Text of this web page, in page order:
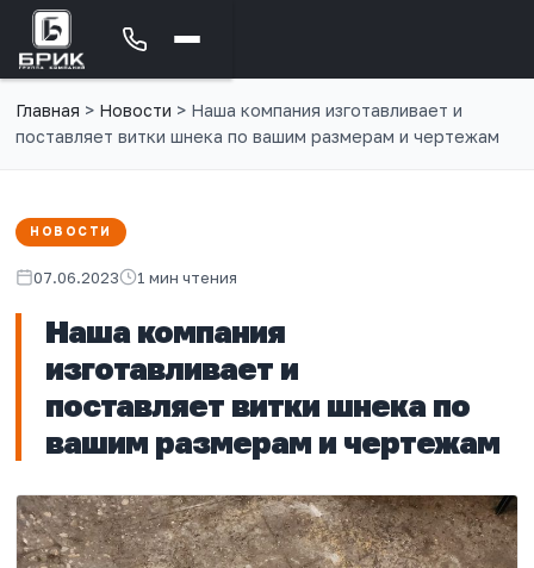
Главная > Новости > Наша компания изготавливает и
поставляет витки шнека по вашим размерам и чертежам
НОВОСТИ
07.06.2023 1 мин чтения
Наша компания
изготавливает и
поставляет витки шнека по
вашим размерам и чертежам